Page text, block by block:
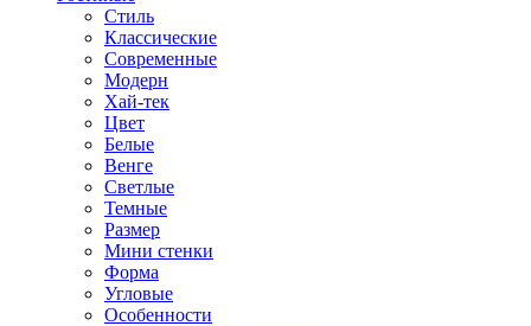
Стиль
Классические
Современные
Модерн
Хай-тек
Цвет
Белые
Венге
Светлые
Темные
Размер
Мини стенки
Форма
Угловые
Особенности